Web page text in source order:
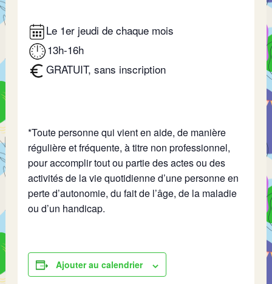
Le 1er jeudi de chaque mois
13h-16h
GRATUIT, sans inscription
*Toute personne qui vient en aide, de manière
régulière et fréquente, à titre non professionnel,
pour accomplir tout ou partie des actes ou des
activités de la vie quotidienne d’une personne en
perte d’autonomie, du fait de l’âge, de la maladie
ou d’un handicap.
Ajouter au calendrier